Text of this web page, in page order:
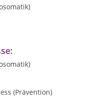
(Prävention)